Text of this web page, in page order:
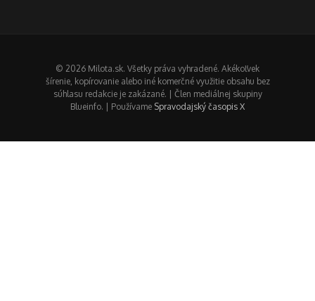
© 2026 Milota.sk. Všetky práva vyhradené. Akékoľvek
šírenie, kopírovanie alebo iné komerčné využitie obsahu bez
súhlasu redakcie je zakázané. | Člen mediálnej skupiny
Blueinfo. | Používame Spravodajský časopis X